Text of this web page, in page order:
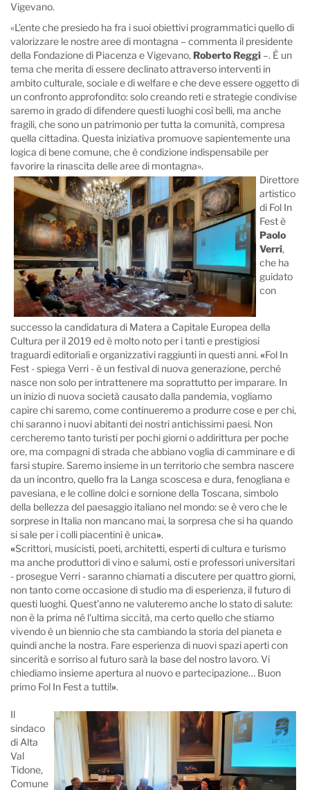
Vigevano.
«L’ente che presiedo ha fra i suoi obiettivi programmatici quello di
valorizzare le nostre aree di montagna – commenta il presidente
della Fondazione di Piacenza e Vigevano, Roberto Reggi –. È un
tema che merita di essere declinato attraverso interventi in
ambito culturale, sociale e di welfare e che deve essere oggetto di
un confronto approfondito: solo creando reti e strategie condivise
saremo in grado di difendere questi luoghi così belli, ma anche
fragili, che sono un patrimonio per tutta la comunità, compresa
quella cittadina. Questa iniziativa promuove sapientemente una
logica di bene comune, che è condizione indispensabile per
favorire la rinascita delle aree di montagna».
Direttore
artistico
di Fol In
Fest è
Paolo
Verri,
che ha
guidato
con
successo la candidatura di Matera a Capitale Europea della
Cultura per il 2019 ed è molto noto per i tanti e prestigiosi
traguardi editoriali e organizzativi raggiunti in questi anni. «Fol In
Fest - spiega Verri - è un festival di nuova generazione, perché
nasce non solo per intrattenere ma soprattutto per imparare. In
un inizio di nuova società causato dalla pandemia, vogliamo
capire chi saremo, come continueremo a produrre cose e per chi,
chi saranno i nuovi abitanti dei nostri antichissimi paesi. Non
cercheremo tanto turisti per pochi giorni o addirittura per poche
ore, ma compagni di strada che abbiano voglia di camminare e di
farsi stupire. Saremo insieme in un territorio che sembra nascere
da un incontro, quello fra la Langa scoscesa e dura, fenogliana e
pavesiana, e le colline dolci e sornione della Toscana, simbolo
della bellezza del paesaggio italiano nel mondo: se è vero che le
sorprese in Italia non mancano mai, la sorpresa che si ha quando
si sale per i colli piacentini è unica».
«Scrittori, musicisti, poeti, architetti, esperti di cultura e turismo
ma anche produttori di vino e salumi, osti e professori universitari
- prosegue Verri - saranno chiamati a discutere per quattro giorni,
non tanto come occasione di studio ma di esperienza, il futuro di
questi luoghi. Quest’anno ne valuteremo anche lo stato di salute:
non è la prima né l'ultima siccità, ma certo quello che stiamo
vivendo è un biennio che sta cambiando la storia del pianeta e
quindi anche la nostra. Fare esperienza di nuovi spazi aperti con
sincerità e sorriso al futuro sarà la base del nostro lavoro. Vi
chiediamo insieme apertura al nuovo e partecipazione… Buon
primo Fol In Fest a tutti!».
Il
sindaco
di Alta
Val
Tidone,
Comune